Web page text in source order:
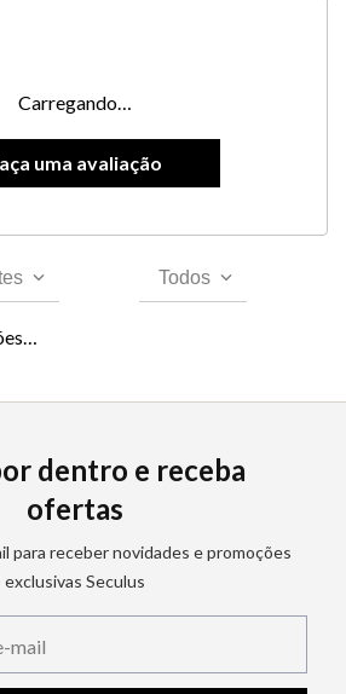
Carregando…
Todos
dentro e receba
ofertas
para receber novidades e promoções
exclusivas Seculus